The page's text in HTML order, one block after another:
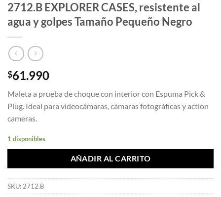
2712.B EXPLORER CASES, resistente al
agua y golpes Tamaño Pequeño Negro
$61.990
Maleta a prueba de choque con interior con Espuma Pick &
Plug. Ideal para vídeocámaras, cámaras fotográficas y action
cameras.
1 disponibles
AÑADIR AL CARRITO
SKU:2712.B